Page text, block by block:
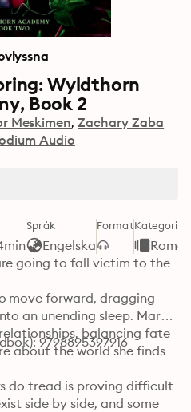
Wyldthorn
Book 2
Meskimen Zachary Zaba
Audio
Språk
Engelska
FormatKategori
going to fall victim to the
move forward, dragging
an unending sleep. Mara
balancing fate
about the world she finds
do tread is proving difficult
side by side, and some
9798895397916